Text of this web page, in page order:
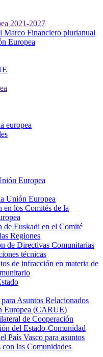
2021-2027
Marco Financiero plurianual
Europea
europea
Europea
Unión Europea
en los Comités de la
de Euskadi en el Comité
Regiones
de Directivas Comunitarias
técnicas
de infracción en materia de
Asuntos Relacionados
Europea (CARUE)
de Cooperación
del Estado-Comunidad
País Vasco para asuntos
con las Comunidades